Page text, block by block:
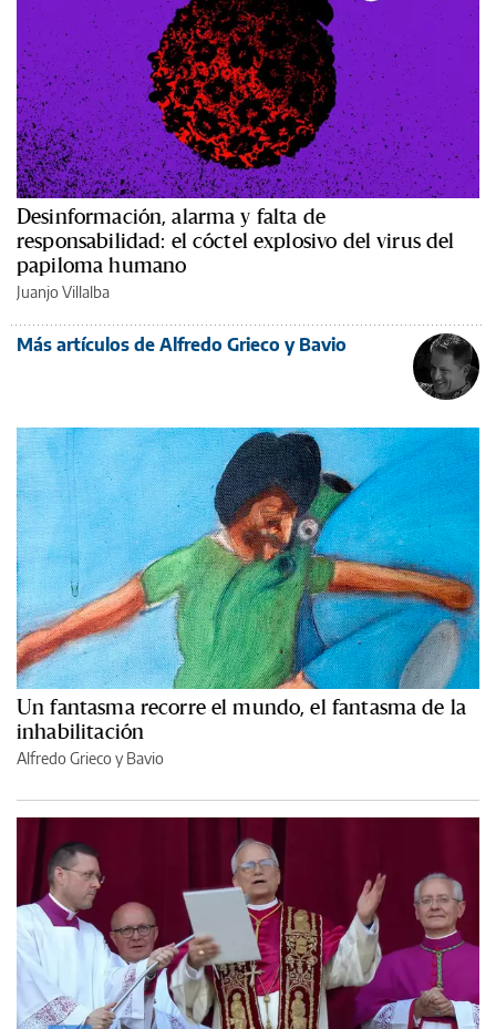
Desinformación, alarma y falta de
responsabilidad: el cóctel explosivo del virus del
papiloma humano
Juanjo Villalba
Más artículos de Alfredo Grieco y Bavio
Un fantasma recorre el mundo, el fantasma de la
inhabilitación
Alfredo Grieco y Bavio